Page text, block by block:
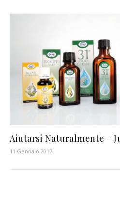
Aiutarsi Naturalmente –
11 Gennaio 2017